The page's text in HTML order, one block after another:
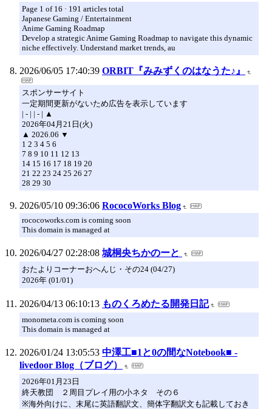
Page 1 of 16 · 191 articles total
Japanese Gaming / Entertainment
Anime Gaming Roadmap
Develop a strategic Anime Gaming Roadmap to navigate this dynamic
niche effectively. Understand market trends, au
2026/06/05 17:40:39 ORBIT『みみずくのはなうた♪』
スポンサーサイト
一定期間更新がないため広告を表示しています
| - | | - | ▲
2026年04月21日(火)
▲ 2026.06 ▼
1 2 3 4 5 6
7 8 9 10 11 12 13
14 15 16 17 18 19 20
21 22 23 24 25 26 27
28 29 30
2026/05/10 09:36:06 RococoWorks Blog
rococoworks.com is coming soon
This domain is managed at
2026/04/27 02:28:08 城桐央ちかのーと
おたよりコーナーおへんじ・その24 (04/27)
2026年 (01/01)
2026/04/13 06:10:13 ものくろめたる開発日記
monometa.com is coming soon
This domain is managed at
2026/01/24 13:05:53 中澤工■1と0の間なNotebook■ -
livedoor Blog（ブログ）
2026年01月23日
終天教団 ２周目プレイ用の小ネタ その６
※海外向けに、末尾に英語翻訳文、簡体字翻訳文も記載しておき